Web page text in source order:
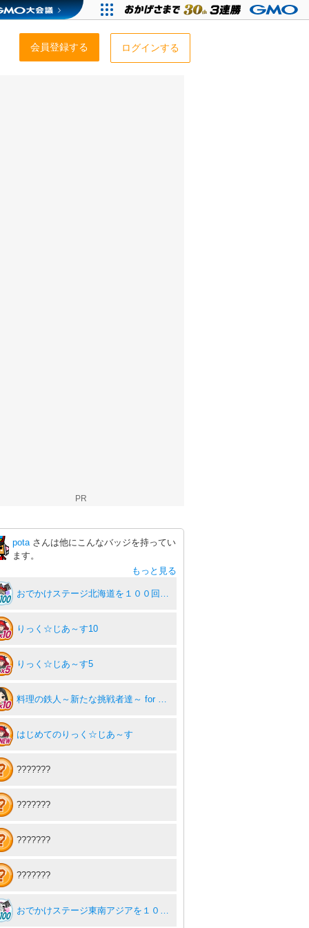
会員登録する ログインする
PR
pota さんは他にこんなバッジを持ってい
ます。
もっと見る
おでかけステージ北海道を１００回達成度１００％
りっく☆じあ～す10
りっく☆じあ～す5
料理の鉄人～新たな挑戦者達～ for ゲソてん10
はじめてのりっく☆じあ～す
???????
???????
???????
???????
おでかけステージ東南アジアを１００回達成度１００％